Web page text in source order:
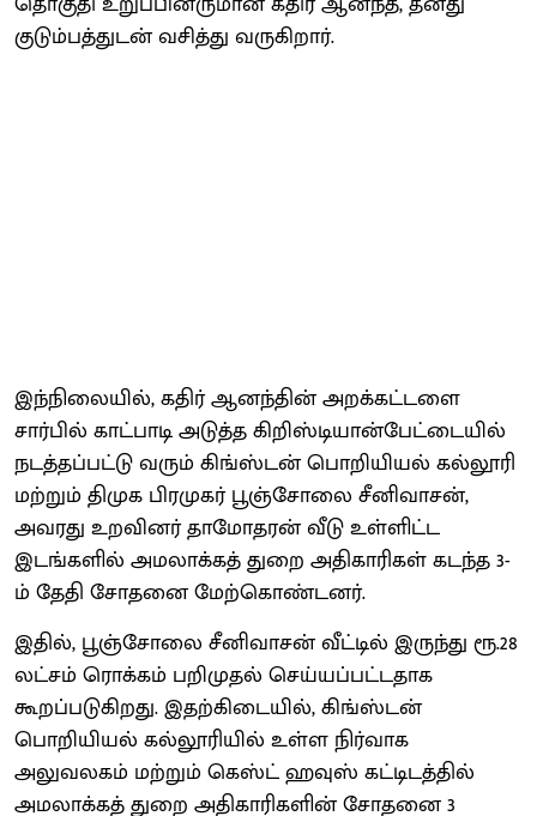
குடும்பத்துடன் வசித்து வருகிறார்.
இந்நிலையில், கதிர் ஆனந்தின் அறக்கட்டளை
சார்பில் காட்பாடி அடுத்த கிறிஸ்டியான்பேட்டையில்
நடத்தப்பட்டு வரும் கிங்ஸ்டன் பொறியியல் கல்லூரி
மற்றும் திமுக பிரமுகர் பூஞ்சோலை சீனிவாசன்,
அவரது உறவினர் தாமோதரன் வீடு உள்ளிட்ட
இடங்களில் அமலாக்கத் துறை அதிகாரிகள் கடந்த 3-
ம் தேதி சோதனை மேற்கொண்டனர்.
இதில், பூஞ்சோலை சீனிவாசன் வீட்டில் இருந்து ரூ.28
லட்சம் ரொக்கம் பறிமுதல் செய்யப்பட்டதாக
கூறப்படுகிறது. இதற்கிடையில், கிங்ஸ்டன்
பொறியியல் கல்லூரியில் உள்ள நிர்வாக
அலுவலகம் மற்றும் கெஸ்ட் ஹவுஸ் கட்டிடத்தில்
அமலாக்கத் துறை அதிகாரிகளின் சோதனை 3